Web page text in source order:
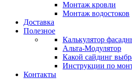
Монтаж кровли
Монтаж водостоков
Доставка
Полезное
Калькулятор
Альта-Модулятор
Какой сайдинг
Инструкции по
Контакты